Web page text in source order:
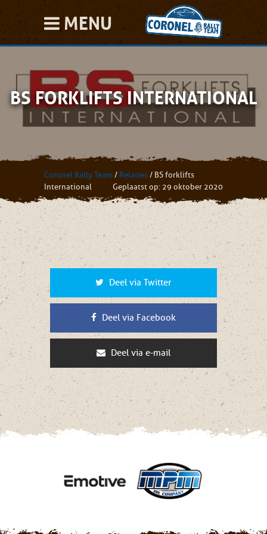
MENU
BS FORKLIFTS INTERNATIONAL
Coronel Rally Team / Relaties / BS forklifts
International
Geplaatst op: 29 oktober 2020
Deel via Twitter
Deel via Facebook
Deel via e-mail